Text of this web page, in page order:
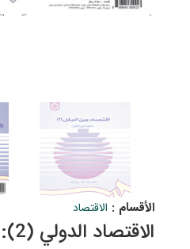
الأقسام : الاقتصاد
الاقتصاد الدولي (2): (التمويل الدولي)